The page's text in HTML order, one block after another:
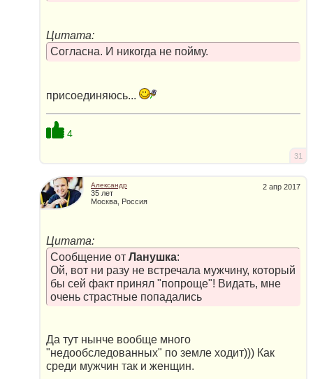
Цитата:
Согласна. И никогда не пойму.
присоединяюсь...
4
31
2 апр 2017
Александр
35 лет
Москва, Россия
Цитата:
Сообщение от Ланушка:
Ой, вот ни разу не встречала мужчину, который
бы сей факт принял "попроще"! Видать, мне
очень страстные попадались
Да тут нынче вообще много
"недообследованных" по земле ходит))) Как
среди мужчин так и женщин.